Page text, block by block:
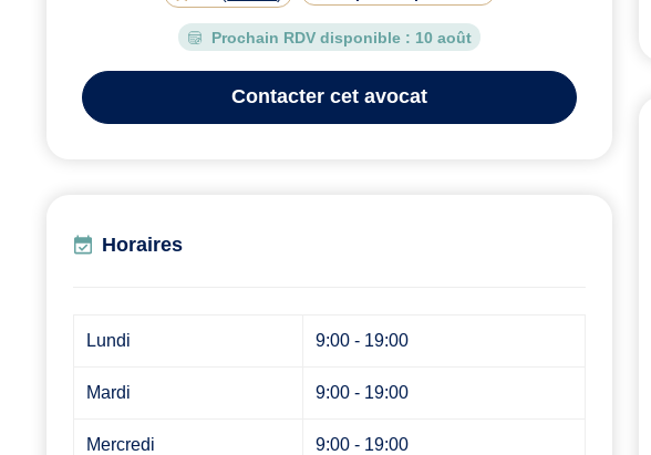
Prochain RDV disponible : 10 août
Contacter cet avocat
Horaires
Lundi 9:00 - 19:00
Mardi 9:00 - 19:00
Mercredi 9:00 - 19:00